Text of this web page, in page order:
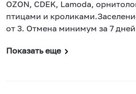
OZON, CDEK, Lamoda,
птицами и
от 3. Отмена минимум за 7
Показать еще